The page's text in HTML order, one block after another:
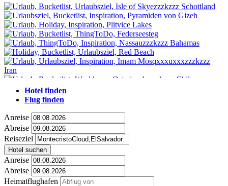
Hotel finden
Flug finden
Anreise
Abreise
Reiseziel
Hotel suchen
Anreise
Abreise
Heimatflughafen